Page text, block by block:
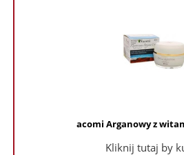
acomi Arganowy z
Kliknij tutaj by